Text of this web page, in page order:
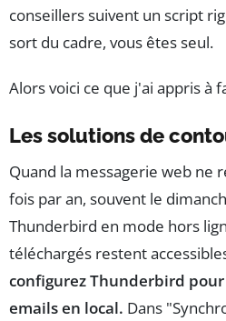
conseillers suivent un script
sort du cadre, vous êtes seul.
Alors voici ce que j'ai appris à
Les solutions de
Quand la messagerie web ne
fois par an, souvent le
Thunderbird en mode hors
téléchargés restent
configurez Thunderbird
emails en local. Dans